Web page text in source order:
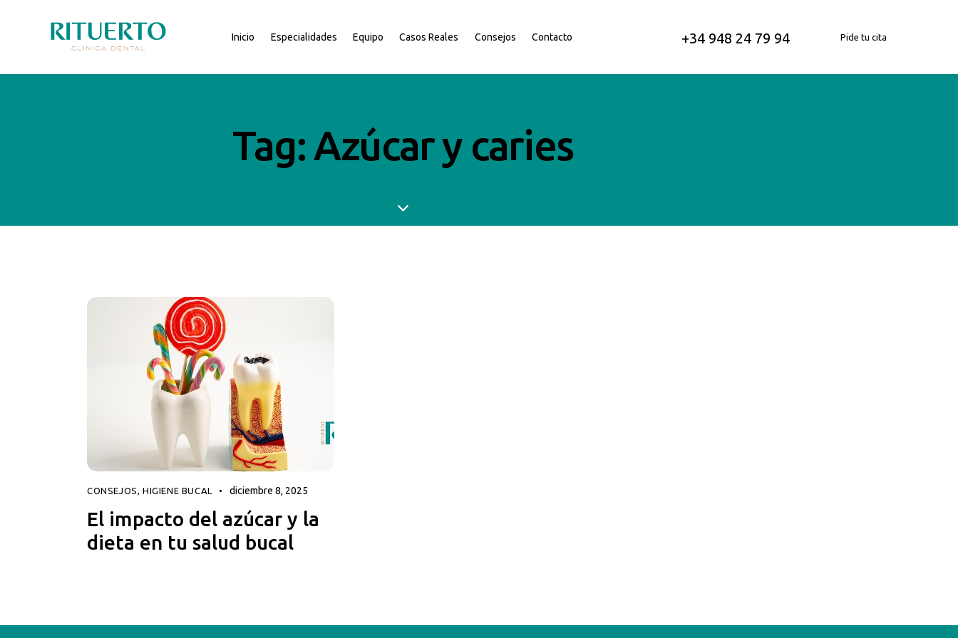
Inicio Especialidades Equipo Casos Reales Consejos Contacto +34 948 24 79 94 Pide tu cita
Tag: Azúcar y caries
CONSEJOS,HIGIENE BUCAL diciembre 8, 2025
El impacto del azúcar y la
dieta en tu salud bucal